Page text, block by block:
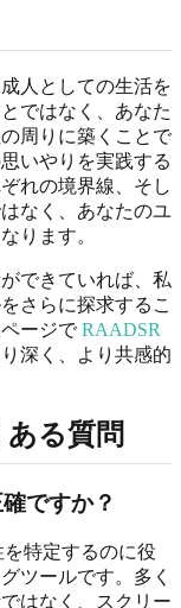
人としての生活を
ではなく、あなた
周りに築くことで
いやりを実践する
れの境界線、そし
なく、あなたのユ
ります。
できていれば、私
さらに探求するこ
ージでRAADSR
深く、より共感的
る質問
ですか？
特定するのに役
ツールです。多く
はなく、スクリー